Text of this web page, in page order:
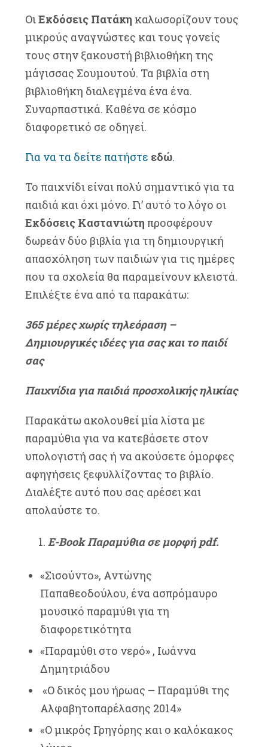
ΟιΕκδόσεις Πατάκη καλωσορίζουν τους
μικρούς αναγνώστες και τους γονείς
τους στην ξακουστή βιβλιοθήκη της
μάγισσας Σουμουτού. Τα βιβλία στη
βιβλιοθήκη διαλεγμένα ένα ένα.
Συναρπαστικά. Καθένα σε κόσμο
διαφορετικό σε οδηγεί.
Για να τα δείτε πατήστε εδώ.
Το παιχνίδι είναι πολύ σημαντικό για τα
παιδιά και όχι μόνο. Γι’ αυτό το λόγο οι
Εκδόσεις Καστανιώτη προσφέρουν
δωρεάν δύο βιβλία για τη δημιουργική
απασχόληση των παιδιών για τις ημέρες
που τα σχολεία θα παραμείνουν κλειστά.
Επιλέξτε ένα από τα παρακάτω:
365 μέρες χωρίς τηλεόραση –
Δημιουργικές ιδέες για σας και το παιδί
σας
Παιχνίδια για παιδιά προσχολικής ηλικίας
Παρακάτω ακολουθεί μία λίστα με
παραμύθια για να κατεβάσετε στον
υπολογιστή σας ή να ακούσετε όμορφες
αφηγήσεις ξεφυλλίζοντας το βιβλίο.
Διαλέξτε αυτό που σας αρέσει και
απολαύστε το.
Ε-Book Παραμύθια σε μορφή pdf.
«Σισούντο», Αντώνης
Παπαθεοδούλου, ένα ασπρόμαυρο
μουσικό παραμύθι για τη
διαφορετικότητα
«Παραμύθι στο νερό» , Ιωάννα
Δημητριάδου
«Ο δικός μου ήρωας – Παραμύθι της
Αλφαβητοπαρέλασης 2014»
«Ο μικρός Γρηγόρης και ο καλόκακος